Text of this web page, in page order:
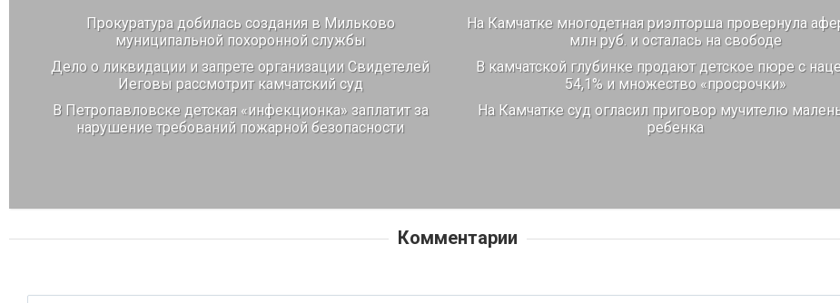
Прокуратура добилась создания в Мильково
муниципальной похоронной службы
На Камчатке многодетная риэлторша провернула
млн руб. и осталась на свободе
Дело о ликвидации и запрете организации Свидетелей
Иеговы рассмотрит камчатский суд
В камчатской глубинке продают детское пюре с
54,1% и множество «просрочки»
В Петропавловске детская «инфекционка» заплатит за
нарушение требований пожарной безопасности
На Камчатке суд огласил приговор мучителю
ребенка
Комментарии